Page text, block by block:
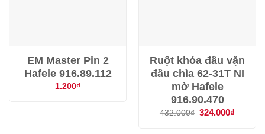
EM Master Pin 2
Hafele 916.89.112
1.200₫
Ruột khóa đầu vặn
đầu chìa 62-31T NI
mờ Hafele
916.90.470
432.000₫ Giá
324.000₫